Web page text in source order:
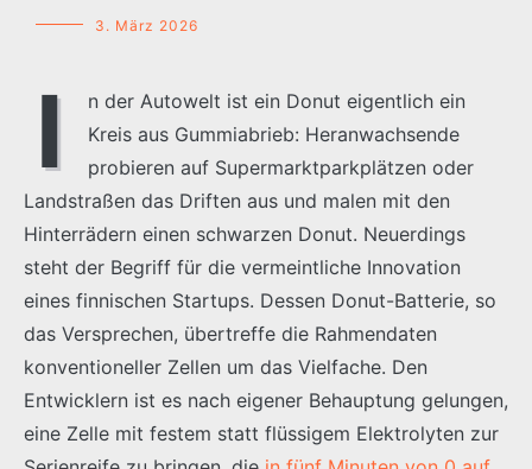
3. März 2026
I
n der Autowelt ist ein Donut eigentlich ein
Kreis aus Gummiabrieb: Heranwachsende
probieren auf Supermarktparkplätzen oder
Landstraßen das Driften aus und malen mit den
Hinterrädern einen schwarzen Donut. Neuerdings
steht der Begriff für die vermeintliche Innovation
eines finnischen Startups. Dessen Donut-Batterie, so
das Versprechen, übertreffe die Rahmendaten
konventioneller Zellen um das Vielfache. Den
Entwicklern ist es nach eigener Behauptung gelungen,
eine Zelle mit festem statt flüssigem Elektrolyten zur